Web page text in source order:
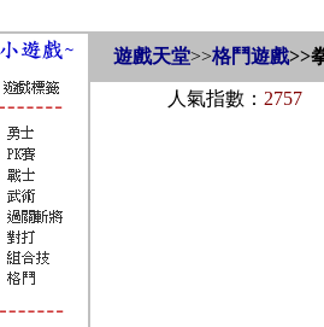
遊戲天堂>>格鬥遊戲>>
人氣指數： 2757